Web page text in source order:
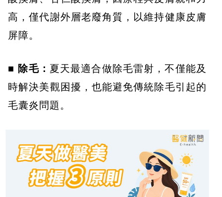
高，僅代謝外層老廢角質，以維持健康皮膚
屏障。
■ 除毛： 夏天最適合做除毛雷射，不僅能及
時解決美觀困擾，也能避免傳統除毛引起的
毛囊炎問題。